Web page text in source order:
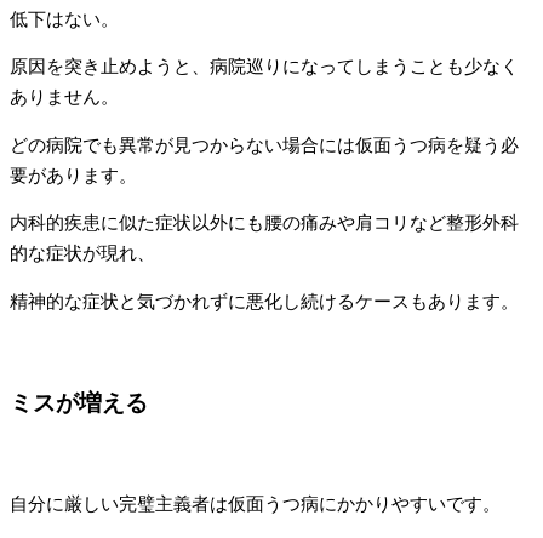
低下はない。
原因を突き止めようと、病院巡りになってしまうことも少なく
ありません。
どの病院でも異常が見つからない場合には仮面うつ病を疑う必
要があります。
内科的疾患に似た症状以外にも腰の痛みや肩コリなど整形外科
的な症状が現れ、
精神的な症状と気づかれずに悪化し続けるケースもあります。
ミスが増える
自分に厳しい完璧主義者は仮面うつ病にかかりやすいです。